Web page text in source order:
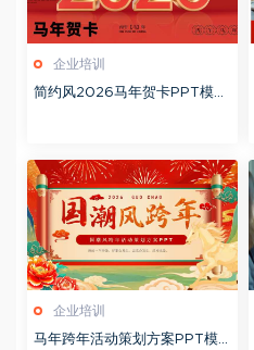
企业培训
简约风2026马年贺卡PPT模板
企业培训
马年跨年活动策划方案PPT模